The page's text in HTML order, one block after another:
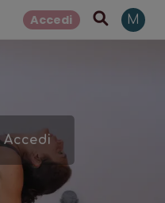
Accedi M
Accedi